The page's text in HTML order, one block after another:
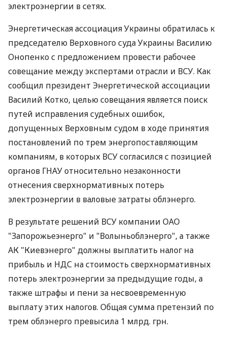
электроэнергии в сетях.
Энергетическая ассоциация Украины обратилась к
председателю Верховного суда Украины Василию
Онопенко с предложением провести рабочее
совещание между экспертами отрасли и ВСУ. Как
сообщил президент Энергетической ассоциации
Василий Котко, целью совещания является поиск
путей исправления судебных ошибок,
допущенных Верховным судом в ходе принятия
постановлений по трем энергопоставляющим
компаниям, в которых ВСУ согласился с позицией
органов ГНАУ относительно незаконности
отнесения сверхнормативных потерь
электроэнергии в валовые затраты облэнерго.
В результате решений ВСУ компании ОАО
"Запорожьеэнерго" и "Волыньоблэнерго", а также
АК "Киевэнерго" должны выплатить налог на
прибыль и НДС на стоимость сверхнормативных
потерь электроэнергии за предыдущие годы, а
также штрафы и пени за несвоевременную
выплату этих налогов. Общая сумма претензий по
трем облэнерго превысила 1 млрд. грн.